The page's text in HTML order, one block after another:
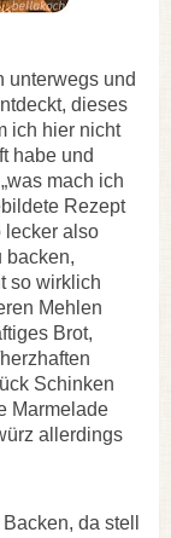
unterwegs und
dieses
ich hier nicht
habe und
mach ich
Rezept
lecker also
backen,
so wirklich
Mehlen
Brot,
Schinken
Marmelade
allerdings
da stell